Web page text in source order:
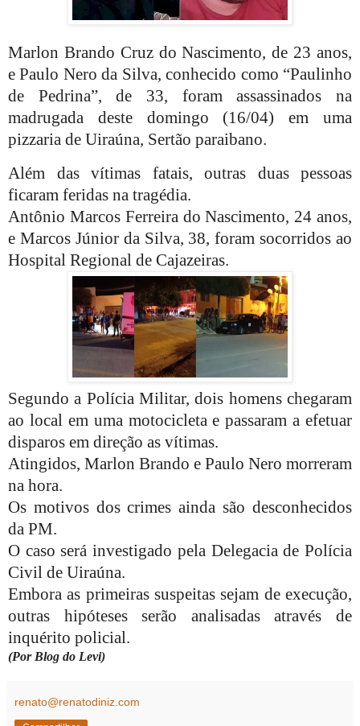
Marlon Brando Cruz do Nascimento, de 23 anos,
e Paulo Nero da Silva, conhecido como “Paulinho
de Pedrina”, de 33, foram assassinados na
madrugada deste domingo (16/04) em uma
pizzaria de Uiraúna, Sertão paraibano.
Além das vítimas fatais, outras duas pessoas
ficaram feridas na tragédia.
Antônio Marcos Ferreira do Nascimento, 24 anos,
e Marcos Júnior da Silva, 38, foram socorridos ao
Hospital Regional de Cajazeiras.
Segundo a Polícia Militar, dois homens chegaram
ao local em uma motocicleta e passaram a efetuar
disparos em direção as vítimas.
Atingidos, Marlon Brando e Paulo Nero morreram
na hora.
Os motivos dos crimes ainda são desconhecidos
da PM.
O caso será investigado pela Delegacia de Polícia
Civil de Uiraúna.
Embora as primeiras suspeitas sejam de execução,
outras hipóteses serão analisadas através de
inquérito policial.
(Por Blog do Levi)
renato@renatodiniz.com